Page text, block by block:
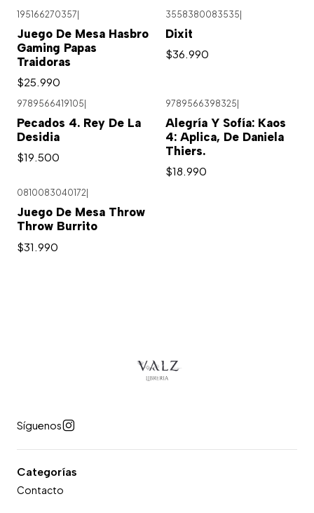
195166270357|
Juego De Mesa Hasbro
Gaming Papas
Traidoras
$25.990
3558380083535|
Dixit
$36.990
9789566419105
Pecados 4. Rey De La
Desidia
$19.500
9789566398325
Alegría Y Sofía: Kaos
4: Aplica, De Daniela
Thiers.
$18.990
0810083040172
Juego De Mesa Throw
Throw Burrito
$31.990
Síguenos
Categorías
Contacto